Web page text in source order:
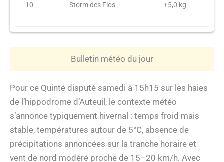
10 Storm des Flos +5,0 kg
Bulletin météo du jour
Pour ce Quinté disputé samedi à 15h15 sur les haies
de l’hippodrome d’Auteuil, le contexte météo
s’annonce typiquement hivernal : temps froid mais
stable, températures autour de 5°C, absence de
précipitations annoncées sur la tranche horaire et
vent de nord modéré proche de 15–20 km/h. Avec